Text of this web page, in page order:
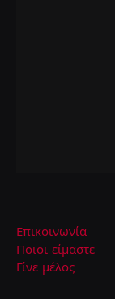
Επικοινωνία
Ποιοι είμαστε
Γίνε μέλος